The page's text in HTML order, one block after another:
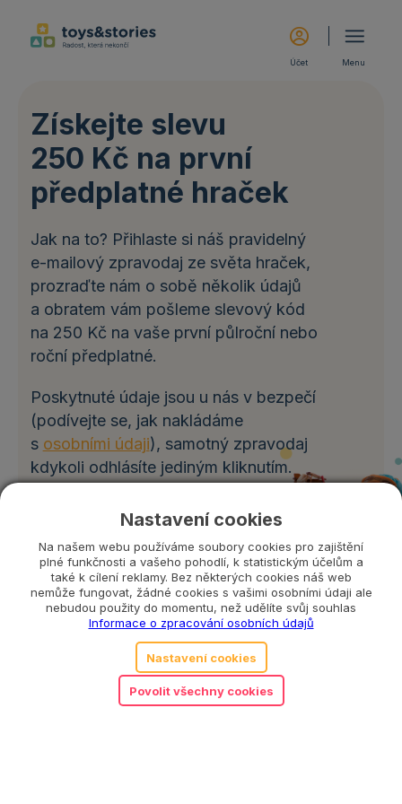
Menu
Účet
Získejte slevu
250 Kč na první
předplatné hraček
Jak na to? Přihlaste si náš pravidelný
e-mailový zpravodaj ze světa hraček,
prozraďte nám o sobě několik údajů
a obratem vám pošleme slevový kód
na 250 Kč na vaše první půlroční nebo
roční předplatné.
Poskytnuté údaje jsou u nás v bezpečí
(podívejte se, jak nakládáme
s osobními údaji), samotný zpravodaj
kdykoli odhlásíte jediným kliknutím.
Pole označená hvězdičkou (*) jsou povinná.
Odesláním souhlasíte sezpracováním osobních
obchodními podmínkami.
Nastavení cookies
Na našem webu používáme soubory cookies pro zajištění
plné funkčnosti a vašeho pohodlí, k statistickým účelům a
také k cílení reklamy. Bez některých cookies náš web
nemůže fungovat, žádné cookies s vašimi osobními údaji ale
nebudou použity do momentu, než udělíte svůj souhlas
Informace o zpracování osobních údajů
Nastavení cookies
Povolit všechny cookies